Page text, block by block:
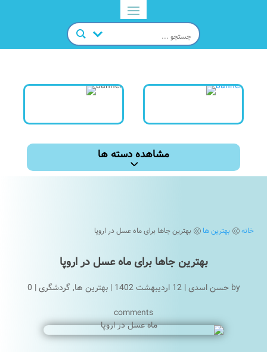
مشاهده دسته ها
خانه @ بهترین ها @ بهترین جاها برای ماه عسل در اروپا
بهترین جاها برای ماه عسل در اروپا
by حسن اسدی|12 اردیبهشت 1402 |بهترین ها, گردشگری|
0
comments